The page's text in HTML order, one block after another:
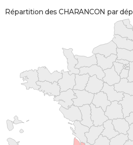
Répartition des CHARANCON par